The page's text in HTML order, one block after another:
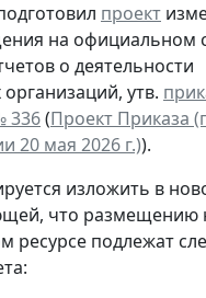
проект
на официальном
о деятельности
утв.
336(Проект Приказа
20 мая 2026 г.)).
изложить в
что размещению
ресурсе подлежат